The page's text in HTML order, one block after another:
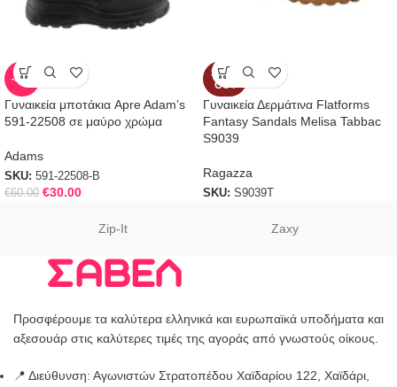
-50%
Γυναικεία μποτάκια Apre Adam’s
591-22508 σε μαύρο χρώμα
Adams
SKU: 591-22508-B
€60.00 €30.00
SOLD
OUT
Γυναικεία Δερμάτινα Flatforms
Fantasy Sandals Melisa Tabbac
S9039
Ragazza
SKU: S9039T
Zip-It Zaxy
Προσφέρουμε τα καλύτερα ελληνικά και ευρωπαϊκά υποδήματα και
αξεσουάρ στις καλύτερες τιμές της αγοράς από γνωστούς οίκους.
📍 Διεύθυνση: Αγωνιστών Στρατοπέδου Χαϊδαρίου 122, Χαϊδάρι,